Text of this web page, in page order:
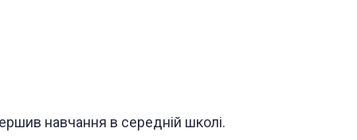
навчання в середній школі.